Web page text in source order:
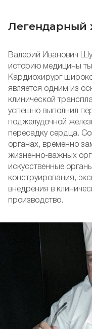
Легендарный
Валерий Иванович
историю медицины
Кардиохирург
является одним из
клинической
успешно выполнил
поджелудочной
пересадку сердца.
органах, временно
жизненно-важных
искусственные
конструирования,
внедрения в
производство.